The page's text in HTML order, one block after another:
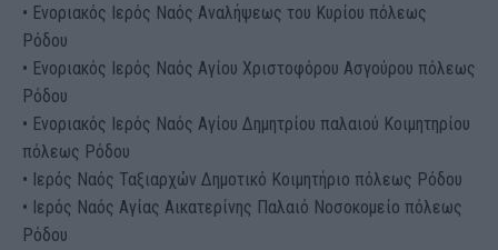
• Ενοριακός Ιερός Ναός Αναλήψεως του Κυρίου πόλεως
Ρόδου
• Ενοριακός Ιερός Ναός Αγίου Χριστοφόρου Ασγούρου πόλεως
Ρόδου
• Ενοριακός Ιερός Ναός Αγίου Δημητρίου παλαιού Κοιμητηρίου
πόλεως Ρόδου
• Ιερός Ναός Ταξιαρχών Δημοτικό Κοιμητήριο πόλεως Ρόδου
• Ιερός Ναός Αγίας Αικατερίνης Παλαιό Νοσοκομείο πόλεως
Ρόδου